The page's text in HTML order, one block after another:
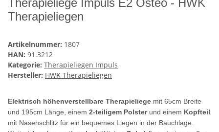
Therapieliege Impuls E2 Osteo - HWK
Therapieliegen
Artikelnummer: 1807
HAN: 91.3212
Kategorie: Therapieliegen Impuls
Hersteller: HWK Therapieliegen
Elektrisch höhenverstellbare Therapieliege mit 65cm Breite
und 195cm Länge, einem 2-teiligem Polster und einem Kopfteil
mit Nasenschlitz für ein bequemes Liegen in der Bauchlage.